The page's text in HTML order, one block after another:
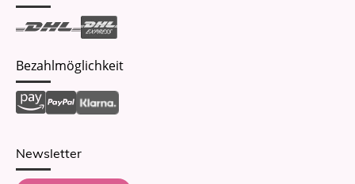
Bezahlmöglichkeit
Newsletter